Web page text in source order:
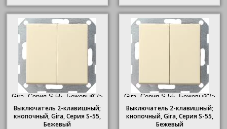
Gira, Серия S-55, Бежевый"/>
Выключатель 2-клавишный;
кнопочный,Gira, Серия S-55,
Бежевый
Gira, Серия S-55, Бежевый"/>
Выключатель 2-клавишный;
кнопочный,Gira, Серия S-55,
Бежевый